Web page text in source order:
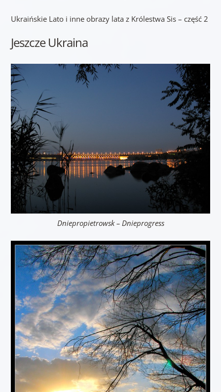
Ukraińskie Lato i inne obrazy lata z Królestwa Sis – część 2
Jeszcze Ukraina
Dniepropietrowsk – Dnieprogress